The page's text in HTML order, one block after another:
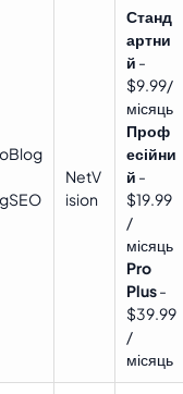
NetV
ision
Станд
артни
й -
$9.99/
місяць
Проф
есійни
й -
$19.99
/
місяць
Pro
Plus-
$39.99
/
місяць